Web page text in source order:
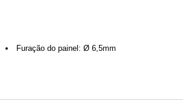
Furação do painel: Ø 6,5mm